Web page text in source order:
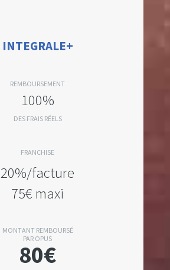
INTEGRALE+
REMBOURSEMENT
100%
DES FRAIS RÉELS
FRANCHISE
20%/facture
75€ maxi
MONTANT REMBOURSÉ
PAR OPUS
80€